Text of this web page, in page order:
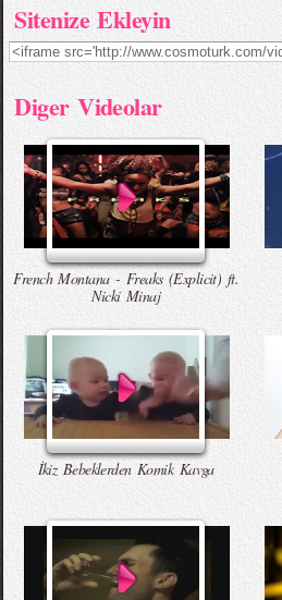
Sitenize Ekleyin
Diger Videolar
French Montana - Freaks (Explicit) ft.
Nicki Minaj
İkiz Bebeklerden Komik Kavga